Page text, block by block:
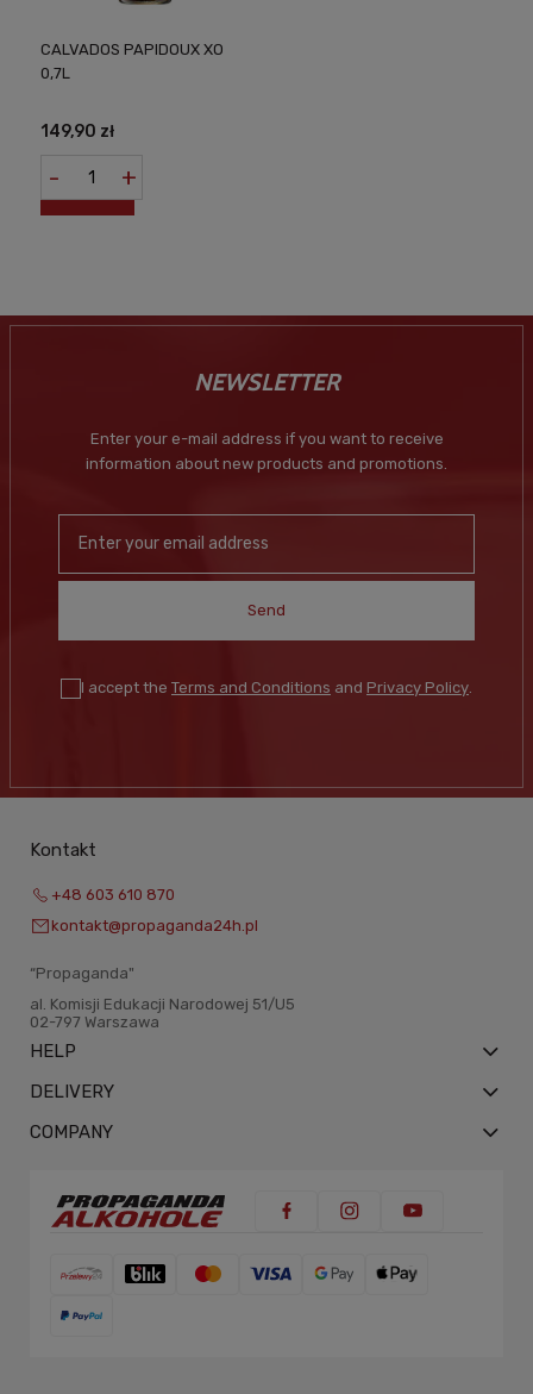
CALVADOS PAPIDOUX XO
0,7L
149,90 zł
- +
NEWSLETTER
Enter your e-mail address if you want to receive
information about new products and promotions.
Send
I accept the Terms and Conditions and Privacy Policy
Kontakt
+48 603 610 870
kontakt@propaganda24h.pl
“Propaganda"
al. Komisji Edukacji Narodowej 51/U5
02-797 Warszawa
HELP
DELIVERY
COMPANY